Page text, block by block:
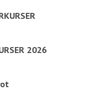
2026